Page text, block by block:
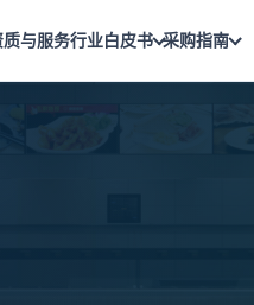
质与服务行业白皮书 采购指南